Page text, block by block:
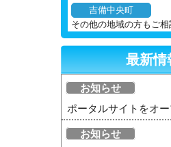
吉備中央町
その他の地域の方もご相
最新情
お知らせ
ポータルサイトをオ
お知らせ